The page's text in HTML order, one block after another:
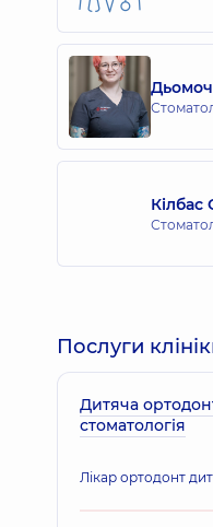
Кілбас
Послуги
Дитяча
стоматологія
Лікар ортодонт